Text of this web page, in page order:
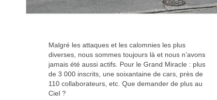
Malgré les attaques et les calomnies les plus
diverses, nous sommes toujours là et nous n’avons
jamais été aussi actifs. Pour le Grand Miracle : plus
de 3 000 inscrits, une soixantaine de cars, près de
110 collaborateurs, etc. Que demander de plus au
Ciel ?